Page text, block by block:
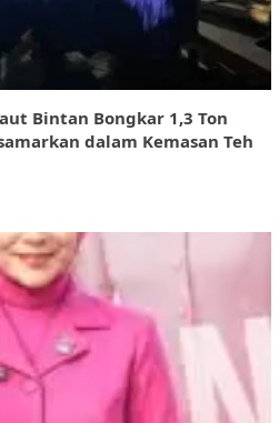
Bintan Bongkar 1,3 Ton
dalam Kemasan Teh